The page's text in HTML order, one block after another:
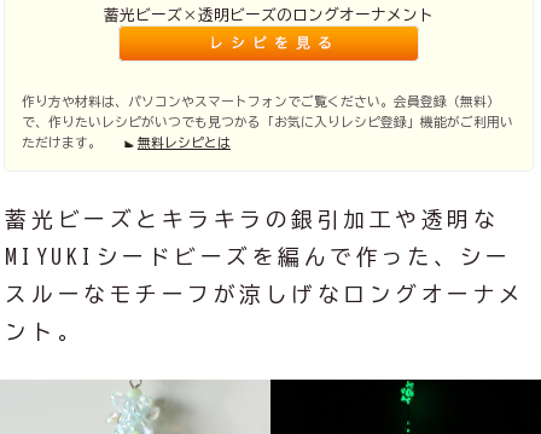
蓄光ビーズ×透明ビーズのロングオーナメント
作り方や材料は、パソコンやスマートフォンでご覧ください。会員登録（無料）
で、作りたいレシピがいつでも見つかる「お気に入りレシピ登録」機能がご利用い
ただけます。
無料レシピとは
蓄光ビーズとキラキラの銀引加工や透明な
MIYUKIシードビーズを編んで作った、シー
スルーなモチーフが涼しげなロングオーナメ
ント。